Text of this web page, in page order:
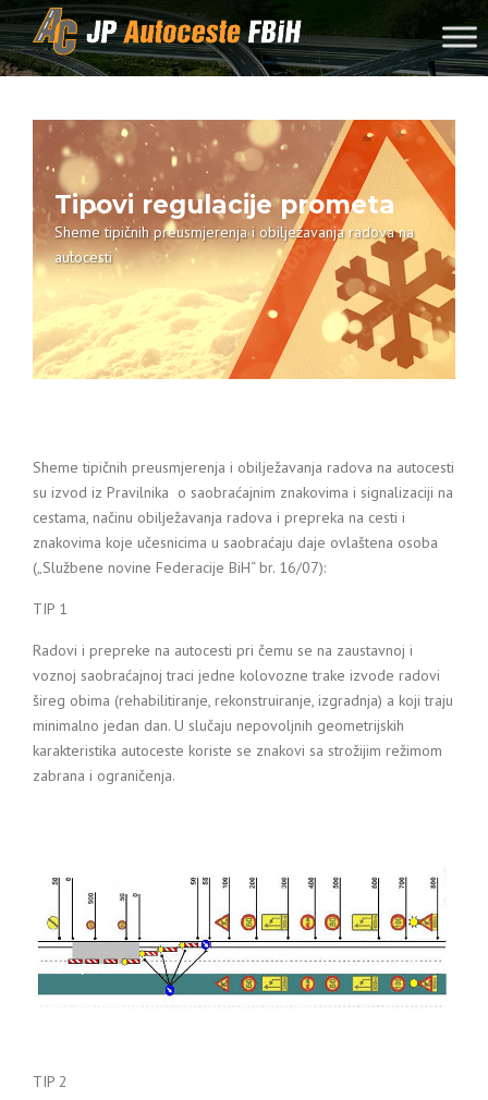
Skip to content
Tipovi regulacije prometa
Sheme tipičnih preusmjerenja i obilježavanja radova na
autocesti
Sheme tipičnih preusmjerenja i obilježavanja radova na autocesti
su izvod iz Pravilnika o saobraćajnim znakovima i signalizaciji na
cestama, načinu obilježavanja radova i prepreka na cesti i
znakovima koje učesnicima u saobraćaju daje ovlaštena osoba
(„Službene novine Federacije BiH“ br. 16/07):
TIP 1
Radovi i prepreke na autocesti pri čemu se na zaustavnoj i
voznoj saobraćajnoj traci jedne kolovozne trake izvode radovi
šireg obima (rehabilitiranje, rekonstruiranje, izgradnja) a koji traju
minimalno jedan dan. U slučaju nepovoljnih geometrijskih
karakteristika autoceste koriste se znakovi sa strožijim režimom
zabrana i ograničenja.
TIP 2